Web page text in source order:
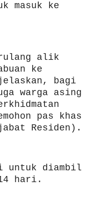
masuk ke
alik
ke
bagi
warga asing
pas khas
Residen).
untuk diambil
hari.